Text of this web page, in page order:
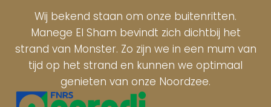
Wij bekend staan om onze buitenritten.
Manege El Sham bevindt zich dichtbij het
strand van Monster. Zo zijn we in een mum van
tijd op het strand en kunnen we optimaal
genieten van onze Noordzee.